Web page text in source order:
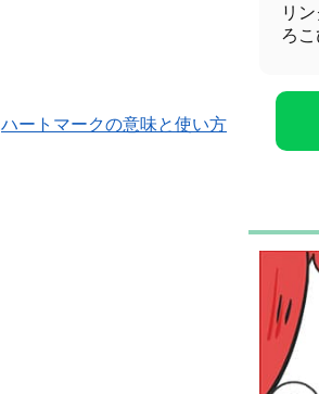
ハートマークの意味と使い方
リ
ろこ